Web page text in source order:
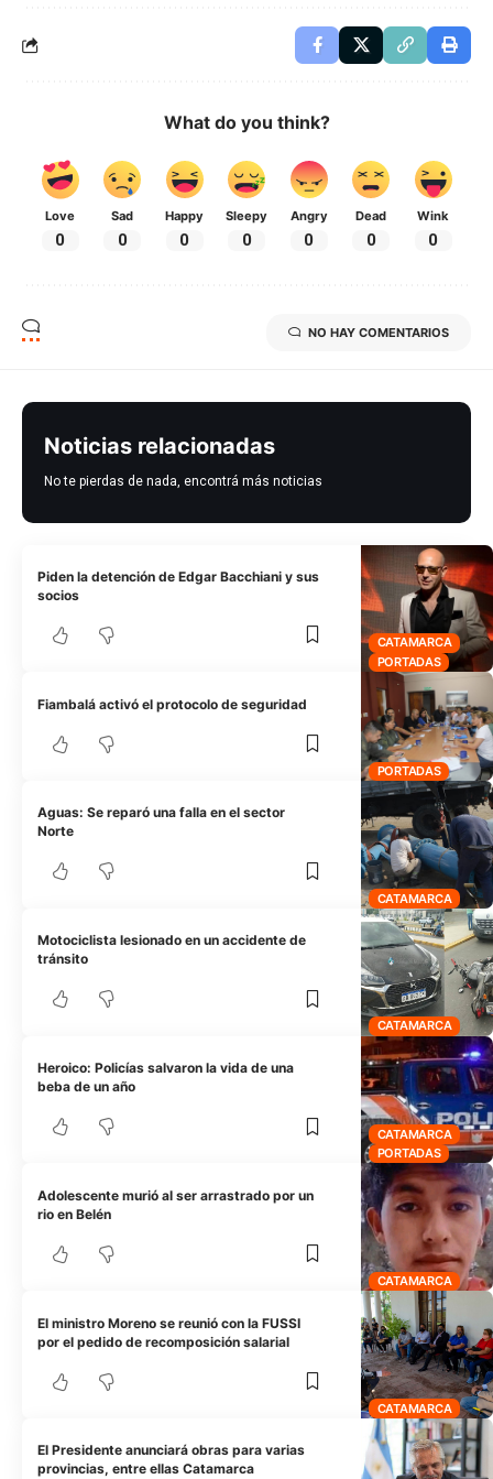
What do you think?
Love
0
Sad
0
Happy
0
Sleepy
0
Angry
0
Dead
0
Wink
0
NO HAY COMENTARIOS
Noticias relacionadas
No te pierdas de nada, encontrá más noticias
CATAMARCA
PORTADAS
Piden la detención de Edgar Bacchiani y sus
socios
PORTADAS
Fiambalá activó el protocolo de seguridad
CATAMARCA
Aguas: Se reparó una falla en el sector
Norte
CATAMARCA
Motociclista lesionado en un accidente de
tránsito
CATAMARCA
PORTADAS
Heroico: Policías salvaron la vida de una
beba de un año
CATAMARCA
Adolescente murió al ser arrastrado por un
rio en Belén
CATAMARCA
El ministro Moreno se reunió con la FUSSI
por el pedido de recomposición salarial
El Presidente anunciará obras para varias
provincias, entre ellas Catamarca